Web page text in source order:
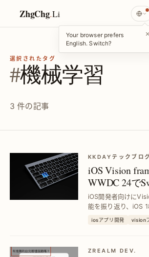
ZhgChg.Li
Your browser prefers
English. Switch?
×
選択されたタグ
#機械学習
3 件の記事
KKDAYテックブロ
iOS Vision
WWDC 24で
説—Vision
能を徹底レビ
iOS開発者向けに
能を振り返り、iOS
APIを実際に試して
iosアプリ開発 vision
ZREALM DEV.